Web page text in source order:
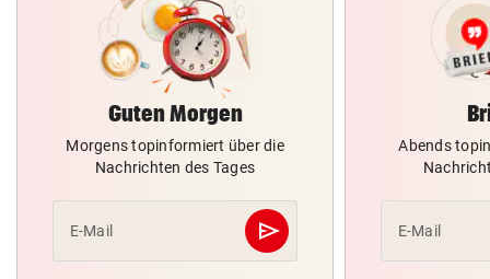
Guten Morgen
Morgens topinformiert über die
Nachrichten des Tages
E-Mail send
Abschicken
Abends
E-Mail